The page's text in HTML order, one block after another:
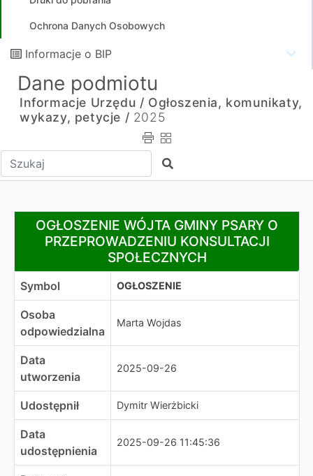
Ochrona Danych Osobowych
Informacje o BIP
Dane podmiotu
Informacje Urzędu / Ogłoszenia, komunikaty,
wykazy, petycje / 2025
Wpisz tekst do wyszukania Szukaj
OGŁOSZENIE WÓJTA GMINY PSARY O
OGŁOSZENIE WÓJTA GMINY PSARY O
PRZEPROWADZENIU KONSULTACJI
SPOŁECZNYCH
Symbol OGŁOSZENIE
Osoba
odpowiedzialna
Marta Wojdas
Data
utworzenia
2025-09-26
Udostępnił Dymitr Wierżbicki
Data
udostępnienia
2025-09-26 11:45:36